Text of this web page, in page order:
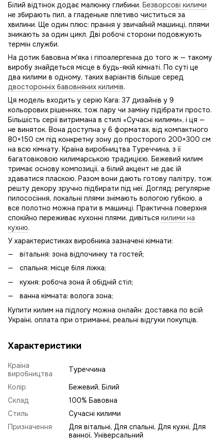
Білий відтінок додає малюнку глибини. Безворсові килими
не збирають пил, а гладеньке плетиво чиститься за
хвилини. Ще один плюс: прання у звичайній машинці, плями
зникають за один цикл. Дві робочі сторони подовжують
термін служби.
На дотик бавовна м'яка і гіпоалергенна до того ж — такому
виробу знайдеться місце в будь-якій кімнаті. По суті це
два килими в одному, таких варіантів більше серед
двосторонніх бавовняних килимів.
Ця модель входить у серію Kara: 37 дизайнів у 9
кольорових рішеннях, тож пару чи заміну підібрати просто.
Більшість серії витримана в стилі «Сучасні килими», і ця —
не виняток. Вона доступна у 6 форматах, від компактного
80×150 см під конкретну зону до просторого 200×300 см
на всю кімнату. Країна виробництва Туреччина, з її
багатовіковою килимарською традицією. Бежевий килим
тримає основу композиції, а білий акцент не дає їй
здаватися пласкою. Разом вони дають готову палітру, тож
решту декору зручно підбирати під неї. Догляд: регулярне
пилососіння, локальні плями знімають вологою губкою, а
все полотно можна прати в машинці. Практична поверхня
спокійно переживає кухонні плями, дивіться килими на
кухню.
У характеристиках виробника зазначені кімнати:
вітальня: зона відпочинку та гостей;
спальня: місце біля ліжка;
кухня: робоча зона й обідній стіл;
ванна кімната: волога зона;
Купити килим на підлогу можна онлайн: доставка по всій
Україні, оплата при отриманні, реальні відгуки покупців.
Характеристики
Країна
виробництва
Туреччина
Колір
Бежевий, Білий
Склад
100% Бавовна
Стиль
Сучасні килими
Призначення
Для вітальні, Для спальні, Для кухні, Для
ванної, Універсальний